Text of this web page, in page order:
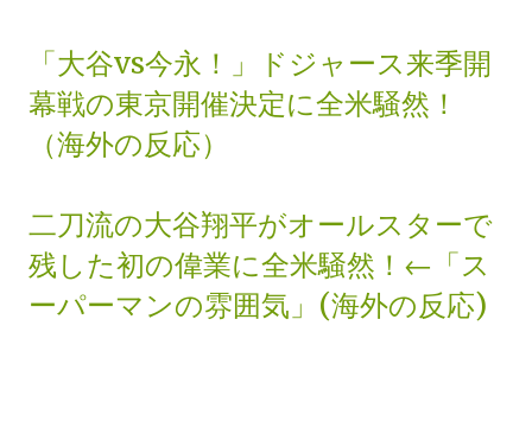
「大谷vs今永！」ドジャース来季開
幕戦の東京開催決定に全米騒然！
（海外の反応）
二刀流の大谷翔平がオールスターで
残した初の偉業に全米騒然！←「ス
ーパーマンの雰囲気」(海外の反応)